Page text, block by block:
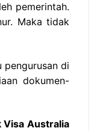
pemerintah.
Maka tidak
pengurusan di
dokumen-
Visa Australia